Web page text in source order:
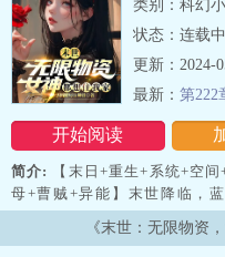
类别：科幻
状态：连载中
开始阅读
更新：2024-
最新： 第222
简介:
【末日+重生+系统+空
母+曹贼+异能】末世降临，
洋……上一世，方寒惨遭未婚
《末世：无限物资